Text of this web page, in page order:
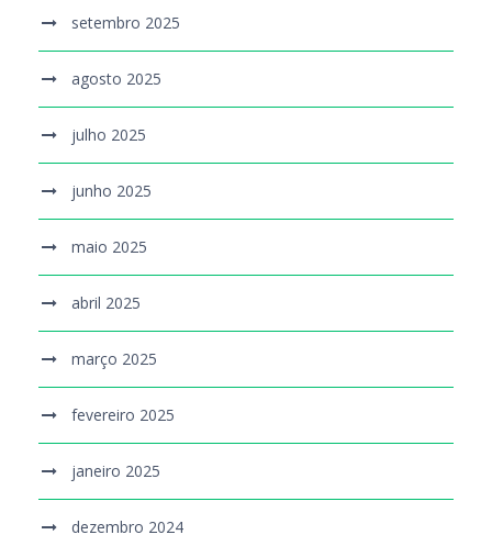
setembro 2025
agosto 2025
julho 2025
junho 2025
maio 2025
abril 2025
março 2025
fevereiro 2025
janeiro 2025
dezembro 2024